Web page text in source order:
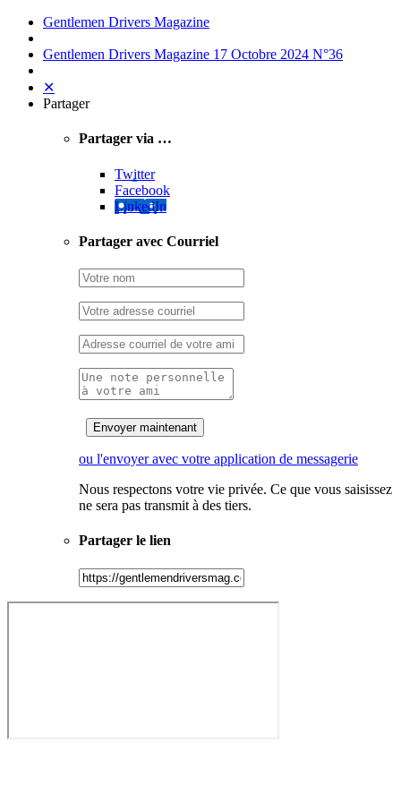
Gentlemen Drivers Magazine
Gentlemen Drivers Magazine 17 Octobre 2024 N°36
✕
Partager
Partager via …
Twitter
Facebook
LinkedIn
Partager avec Courriel
ou l'envoyer avec votre application de messagerie
Nous respectons votre vie privée. Ce que vous saisissez
ne sera pas transmit à des tiers.
Partager le lien